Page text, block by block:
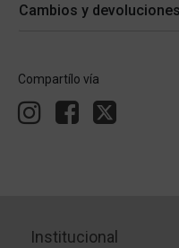
Cambios y devoluciones
Compartílo vía
Institucional